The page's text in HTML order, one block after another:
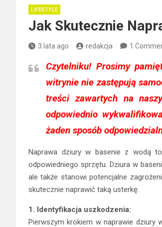
LIFESTYLE
Jak Skutecznie
3 lata ago redakcja 1
Czytelniku!Prosimy
witrynie nie zastępują
treści zawartych na
odpowiednio
żaden sposób
Naprawa dziury w basenie z wodą
odpowiedniego sprzętu. Dziura w
ale także stanowi potencjalne
skutecznie naprawić taką usterkę.
1. Identyfikacja uszkodzenia:
Pierwszym krokiem w naprawie dziury